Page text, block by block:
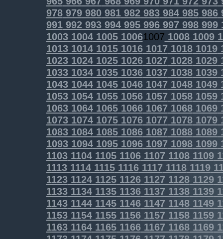
978979980981982983984985986
991992993994995996997998999
10031004100510061007 10081009
1013101410151016101710181019
1023102410251026102710281029
1033103410351036103710381039
1043104410451046104710481049
1053105410551056105710581059
1063106410651066106710681069
1073107410751076107710781079
1083108410851086108710881089
1093109410951096109710981099
1103110411051106110711081109
1113111411151116111711181119
11231124112511261127 11281129
11331134113511361137 11381139
11431144114511461147 11481149
11531154115511561157 11581159
11631164116511661167 11681169